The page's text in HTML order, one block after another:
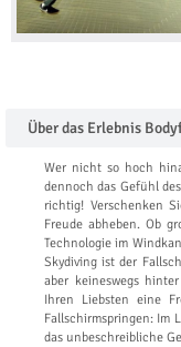
Über das Erlebnis
Wer nicht so hoch
dennoch das Gefühl
richtig! Verschenken
Freude abheben. Ob
Technologie im
Skydiving ist der
aber keineswegs
Ihren Liebsten eine
Fallschirmspringen: Im
das unbeschreibliche